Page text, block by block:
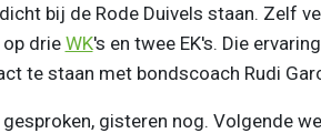
bij de Rode Duivels staan. Zelf
drie WK's en twee EK's. Die
te staan met bondscoach Rudi
gisteren nog. Volgende